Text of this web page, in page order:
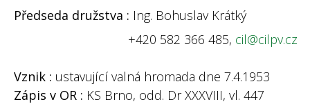
Předseda družstva : Ing. Bohuslav Krátký
+420 582 366 485, cil@cilpv.cz
Vznik : ustavující valná hromada dne 7.4.1953
Zápis v OR : KS Brno, odd. Dr XXXVIII, vl. 447